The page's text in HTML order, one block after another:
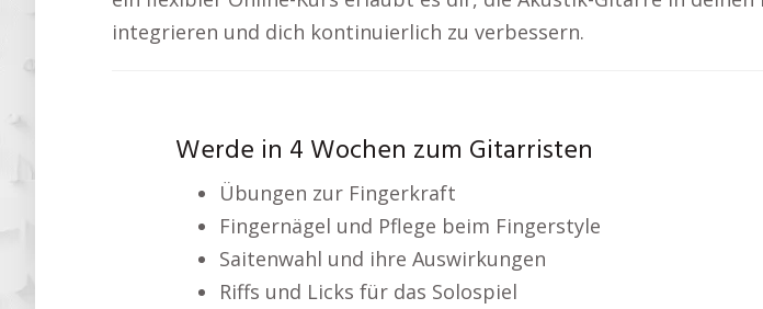
integrieren und dich kontinuierlich zu verbessern.
Werde in 4 Wochen zum Gitarristen
Übungen zur Fingerkraft
Fingernägel und Pflege beim Fingerstyle
Saitenwahl und ihre Auswirkungen
Riffs und Licks für das Solospiel